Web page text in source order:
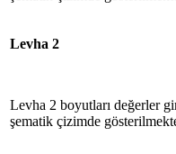
Levha 2
Levha 2 boyutları değerler
şematik çizimde